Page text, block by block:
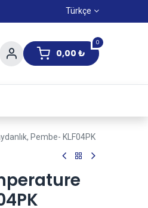
Türkçe
0
0,00 ₺
Pembe- KLF04PK